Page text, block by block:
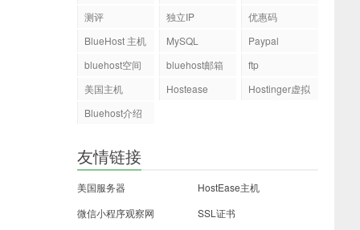
测评
独立IP
优惠码
BlueHost 主机
MySQL
Paypal
bluehost空间
bluehost邮箱
ftp
美国主机
Hostease
Hostinger虚拟
Bluehost介绍
友情链接
美国服务器
HostEase主机
微信小程序观察网
SSL证书